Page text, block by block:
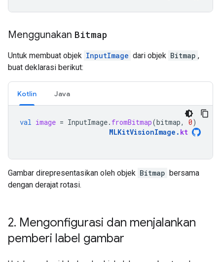
Menggunakan Bitmap
Untuk membuat objek InputImage dari objek Bitmap ,
buat deklarasi berikut:
Kotlin Java
val image = InputImage. fromBitmap(bitmap, 0)
MLKitVisionImage . kt
Gambar direpresentasikan oleh objek Bitmap bersama
dengan derajat rotasi.
2. Mengonfigurasi dan menjalankan
pemberi label gambar